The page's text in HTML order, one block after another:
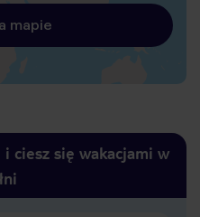
mapie
ciesz się wakacjami w